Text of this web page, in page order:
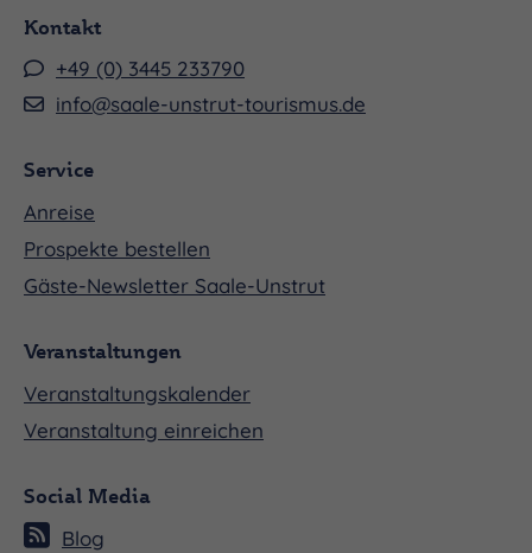
Kontakt
+49 (0) 3445 233790
info@saale-unstrut-tourismus.de
Service
Anreise
Prospekte bestellen
Gäste-Newsletter Saale-Unstrut
Veranstaltungen
Veranstaltungskalender
Veranstaltung einreichen
Social Media
Blog